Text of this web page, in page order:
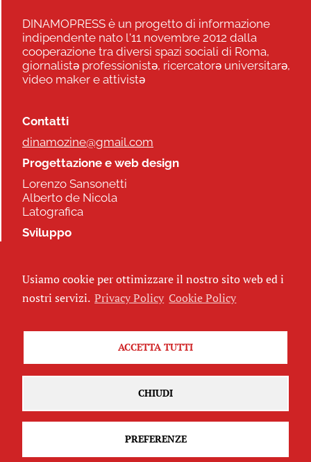
DINAMOPRESS è un progetto di informazione
indipendente nato l'11 novembre 2012 dalla
cooperazione tra diversi spazi sociali di Roma,
giornalistə professionistə, ricercatorə universitarə,
video maker e attivistə
Contatti
dinamozine@gmail.com
Progettazione e web design
Lorenzo Sansonetti
Alberto de Nicola
Latografica
Sviluppo
Seguici
Iscriviti alla newsletter
Attribuzione - Non commerciale - Non opere derivate 2.5 Italia
Usiamo cookie per ottimizzare il nostro sito web ed i
nostri servizi. Privacy Policy Cookie Policy
ACCETTA TUTTI
CHIUDI
PREFERENZE